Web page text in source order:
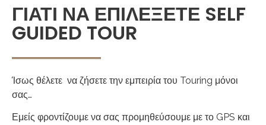
ΓΙΑΤΙ ΝΑ ΕΠΙΛΕΞΕΤΕ SELF
GUIDED TOUR
Ίσως θέλετε να ζήσετε την εμπειρία του Touring μόνοι
σας…
Εμείς φροντίζουμε να σας προμηθεύσουμε με το GPS και